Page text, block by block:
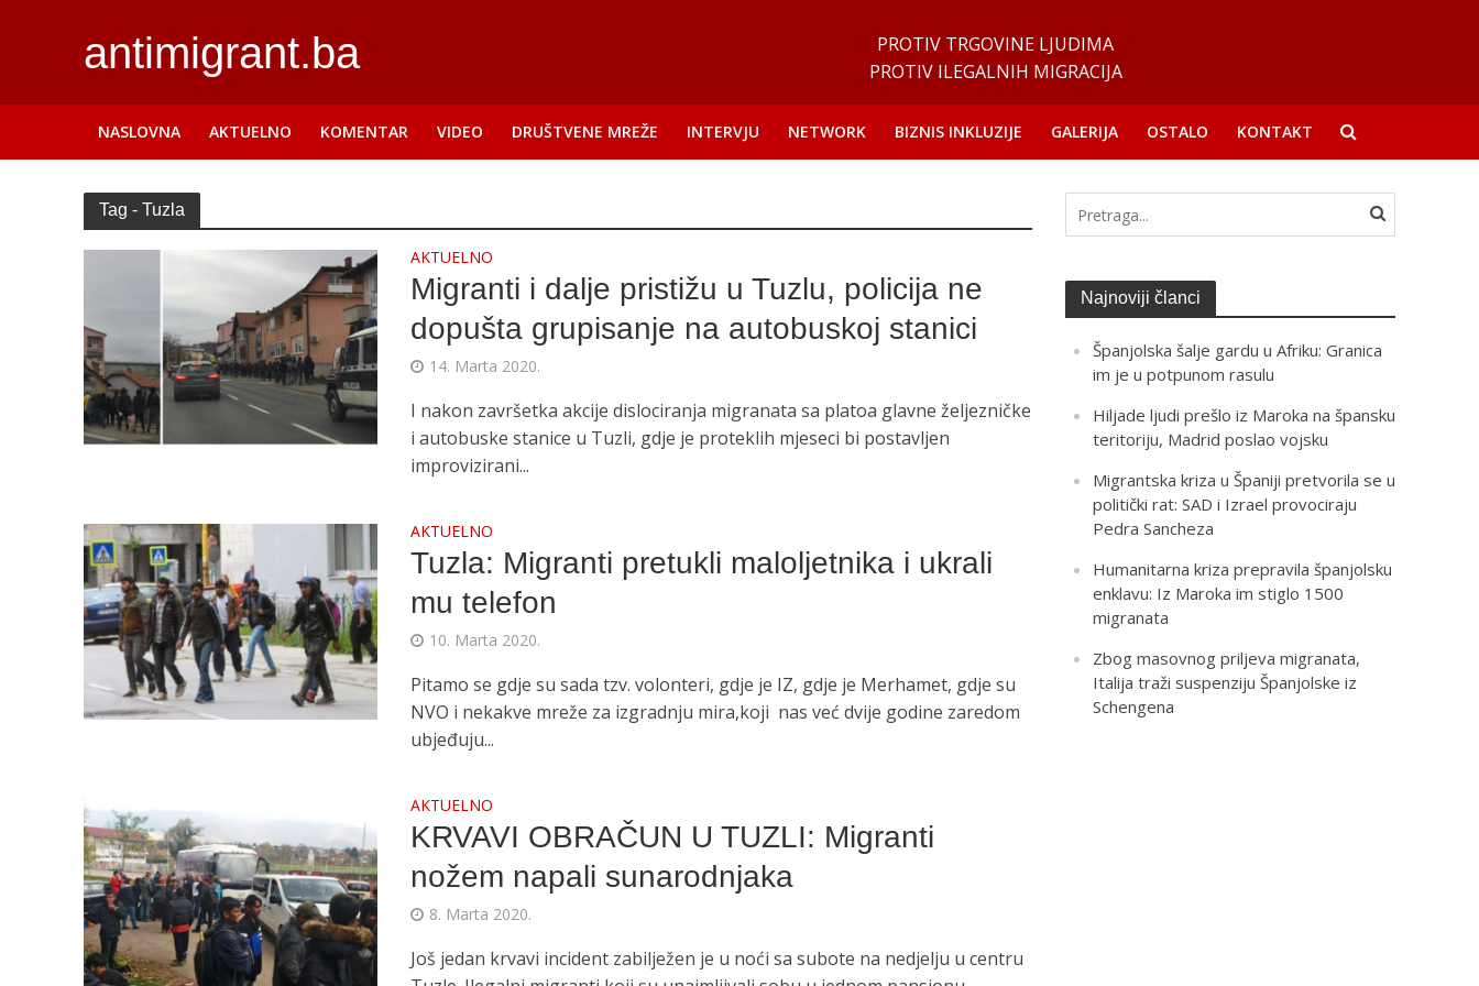
antimigrant.ba
PROTIV TRGOVINE LJUDIMA
PROTIV ILEGALNIH MIGRACIJA
NASLOVNA AKTUELNO KOMENTAR VIDEO DRUŠTVENE MREŽE INTERVJU NETWORK BIZNIS INKLUZIJE GALERIJA OSTALO KONTAKT
Tag - Tuzla
AKTUELNO
Migranti i dalje pristižu u Tuzlu, policija ne
dopušta grupisanje na autobuskoj stanici
14. Marta 2020.
I nakon završetka akcije dislociranja migranata sa platoa glavne željezničke
i autobuske stanice u Tuzli, gdje je proteklih mjeseci bi postavljen
improvizirani...
AKTUELNO
Tuzla: Migranti pretukli maloljetnika i ukrali
mu telefon
10. Marta 2020.
Pitamo se gdje su sada tzv. volonteri, gdje je IZ, gdje je Merhamet, gdje su
NVO i nekakve mreže za izgradnju mira,koji nas već dvije godine zaredom
ubjeđuju...
AKTUELNO
KRVAVI OBRAČUN U TUZLI: Migranti
nožem napali sunarodnjaka
8. Marta 2020.
Još jedan krvavi incident zabilježen je u noći sa subote na nedjelju u centru
Najnoviji članci
Španjolska šalje gardu u Afriku: Granica
im je u potpunom rasulu
Hiljade ljudi prešlo iz Maroka na špansku
teritoriju, Madrid poslao vojsku
Migrantska kriza u Španiji pretvorila se u
politički rat: SAD i Izrael provociraju
Pedra Sancheza
Humanitarna kriza prepravila španjolsku
enklavu: Iz Maroka im stiglo 1500
migranata
Zbog masovnog priljeva migranata,
Italija traži suspenziju Španjolske iz
Schengena